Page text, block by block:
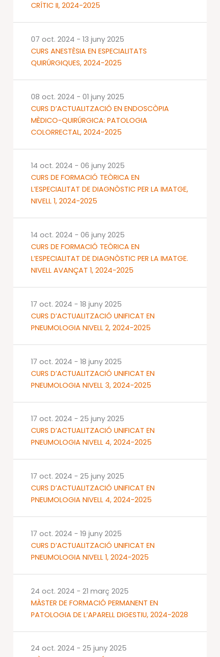
CRÍTIC II, 2024-2025
CURS ANESTÈSIA EN ESPECIALITATS
QUIRÚRGIQUES, 2024-2025
07 oct. 2024 - 13 juny 2025
CURS D’ACTUALITZACIÓ EN ENDOSCÒPIA
MÈDICO-QUIRÚRGICA: PATOLOGIA
COLORRECTAL, 2024-2025
08 oct. 2024 - 01 juny 2025
CURS DE FORMACIÓ TEÒRICA EN
L’ESPECIALITAT DE DIAGNÒSTIC PER LA IMATGE,
NIVELL 1, 2024-2025
14 oct. 2024 - 06 juny 2025
CURS DE FORMACIÓ TEÒRICA EN
L’ESPECIALITAT DE DIAGNÒSTIC PER LA IMATGE.
NIVELL AVANÇAT 1, 2024-2025
14 oct. 2024 - 06 juny 2025
CURS D’ACTUALITZACIÓ UNIFICAT EN
PNEUMOLOGIA NIVELL 2, 2024-2025
17 oct. 2024 - 18 juny 2025
CURS D’ACTUALITZACIÓ UNIFICAT EN
PNEUMOLOGIA NIVELL 3, 2024-2025
17 oct. 2024 - 18 juny 2025
CURS D’ACTUALITZACIÓ UNIFICAT EN
PNEUMOLOGIA NIVELL 4, 2024-2025
17 oct. 2024 - 25 juny 2025
CURS D’ACTUALITZACIÓ UNIFICAT EN
PNEUMOLOGIA NIVELL 4, 2024-2025
17 oct. 2024 - 25 juny 2025
CURS D’ACTUALITZACIÓ UNIFICAT EN
PNEUMOLOGIA NIVELL 1, 2024-2025
17 oct. 2024 - 19 juny 2025
MÀSTER DE FORMACIÓ PERMANENT EN
PATOLOGIA DE L’APARELL DIGESTIU, 2024-2028
24 oct. 2024 - 21 març 2025
24 oct. 2024 - 25 juny 2025